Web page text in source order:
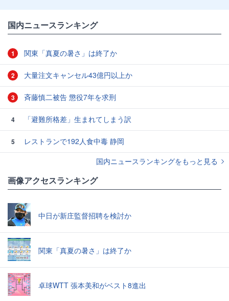
国内ニュースランキング
1 関東「真夏の暑さ」は終了か
2 大量注文キャンセル43億円以上か
3 斉藤慎二被告 懲役7年を求刑
4 「避難所格差」生まれてしまう訳
5
レストランで192人食中毒 静岡
国内ニュースランキングをもっと見る
画像アクセスランキング
中日が新庄監督招聘を検討か
関東「真夏の暑さ」は終了か
卓球WTT 張本美和がベスト8進出